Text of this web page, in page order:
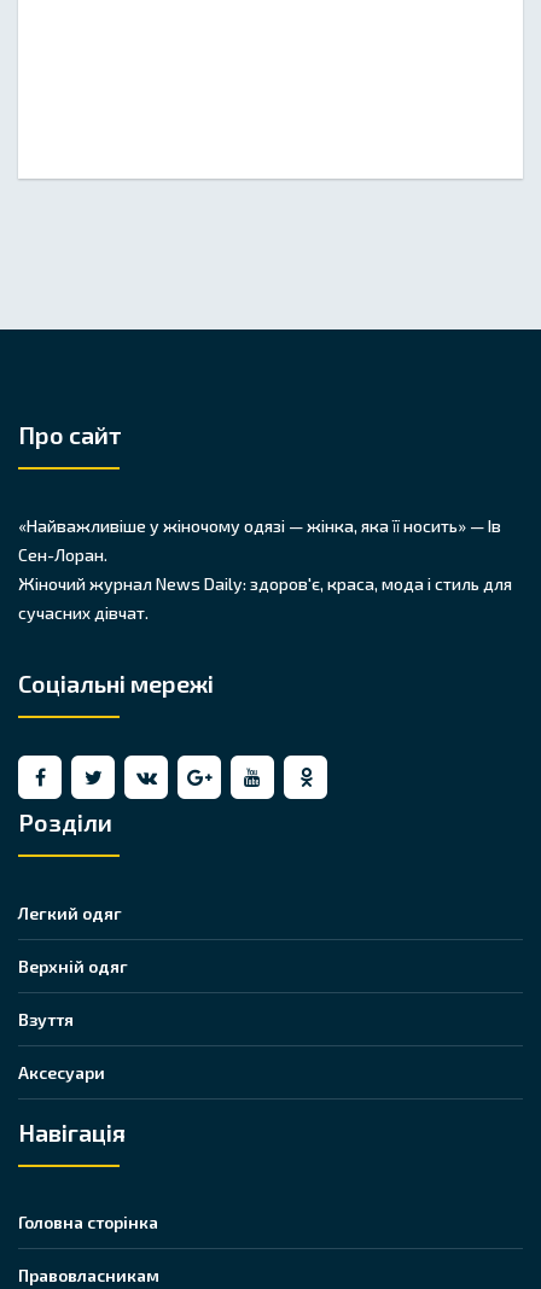
Про сайт
«Найважливіше у жіночому одязі — жінка, яка її носить» — Ів
Сен-Лоран.
Жіночий журнал News Daily: здоров'є, краса, мода і стиль для
сучасних дівчат.
Соціальні мережі
Розділи
Легкий одяг
Верхній одяг
Взуття
Аксесуари
Навігація
Головна сторінка
Правовласникам